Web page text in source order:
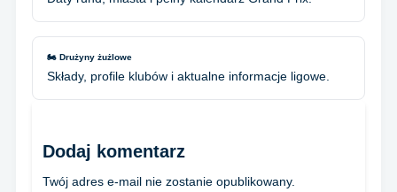
🏍️ Drużyny żużlowe
Składy, profile klubów i aktualne informacje ligowe.
Dodaj komentarz
Twój adres e-mail nie zostanie opublikowany.